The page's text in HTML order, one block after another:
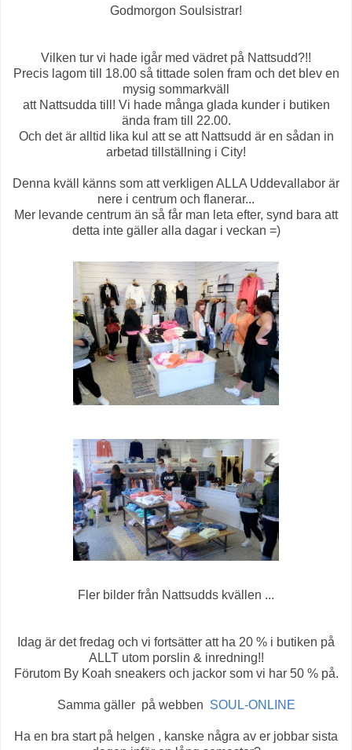
Godmorgon Soulsistrar!
Vilken tur vi hade igår med vädret på Nattsudd?!!
Precis lagom till 18.00 så tittade solen fram och det blev en
mysig sommarkväll
att Nattsudda till! Vi hade många glada kunder i butiken
ända fram till 22.00.
Och det är alltid lika kul att se att Nattsudd är en sådan in
arbetad tillställning i City!
Denna kväll känns som att verkligen ALLA Uddevallabor är
nere i centrum och flanerar...
Mer levande centrum än så får man leta efter, synd bara att
detta inte gäller alla dagar i veckan =)
Fler bilder från Nattsudds kvällen ...
Idag är det fredag och vi fortsätter att ha 20 % i butiken på
ALLT utom porslin & inredning!!
Förutom By Koah sneakers och jackor som vi har 50 % på.
Samma gäller på webben SOUL-ONLINE
Ha en bra start på helgen , kanske några av er jobbar sista